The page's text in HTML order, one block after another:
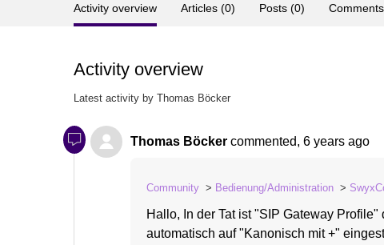
Activity overview Articles (0) Posts (0)
Activity overview
Latest activity by Thomas Böcker
Thomas Böcker commented, 6 years ago
Community Bedienung/Administration
Hallo, In der Tat ist "SIP Gateway
automatisch auf "Kanonisch mit +"